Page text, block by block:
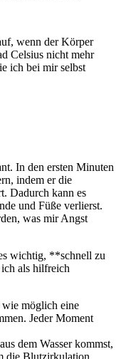
wenn⁣ der Körper
Celsius nicht mehr‌
ich bei mir selbst
In⁣ den ersten Minuten
indem er⁢ die
Dadurch ⁢kann es
und Füße⁣ verlierst.
was mir Angst
wichtig, **schnell zu
als hilfreich
wie möglich eine
⁣Jeder‍ Moment
dem Wasser kommst,
die Blutzirkulation